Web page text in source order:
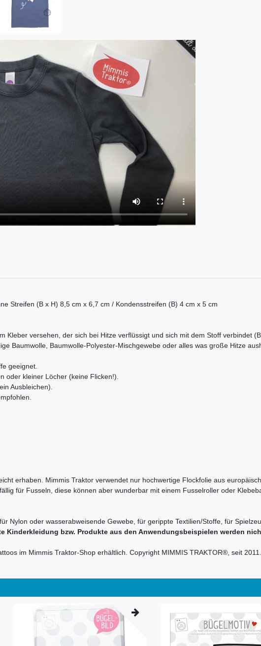
Streifen (B x H) 8,5 cm x 6,7 cm / Kondensstreifen (B) 4 cm x 5 cm
Kleber versehen, der sich bei Hitze verflüssigt und sich mit dem Stoff verbindet
Baumwolle, Baumwolle-Polyester-Mischgewebe oder alles was große Hitze
geeignet.
oder kleiner Löcher (keine Flicken!).
Ausbleichen).
erhaben. Mimmis Traktor verwendet nur hochwertige Flockfolie aus
für Fusseln, diese können aber wunderbar mit einem Fusselroller oder
Nylon oder wasserabweisende Gewebe, für gerippte Textilien/Stoffe, für
Kinderkleidung bzw. Produkte aus den Anwendungsbeispielen werden
im Mimmis Traktor-Shop erhältlich. Copyright MIMMIS TRAKTOR®, seit